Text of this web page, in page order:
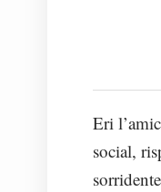
Eri
social,